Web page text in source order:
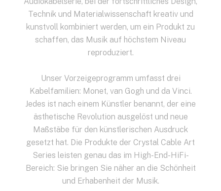
Technik und Materialwissenschaft kreativ und
kunstvoll kombiniert werden, um ein Produkt zu
schaffen, das Musik auf höchstem Niveau
reproduziert.
Unser Vorzeigeprogramm umfasst drei
Kabelfamilien: Monet, van Gogh und da Vinci.
Jedes ist nach einem Künstler benannt, der eine
ästhetische Revolution ausgelöst und neue
Maßstäbe für den künstlerischen Ausdruck
gesetzt hat. Die Produkte der Crystal Cable Art
Series leisten genau das im High-End-HiFi-
Bereich: Sie bringen Sie näher an die Schönheit
und Erhabenheit der Musik.